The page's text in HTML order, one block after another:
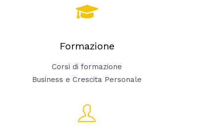
Formazione
Corsi di formazione
Business e Crescita Personale